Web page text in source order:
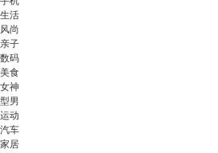
生活
风尚
亲子
数码
美食
女神
型男
运动
汽车
家居